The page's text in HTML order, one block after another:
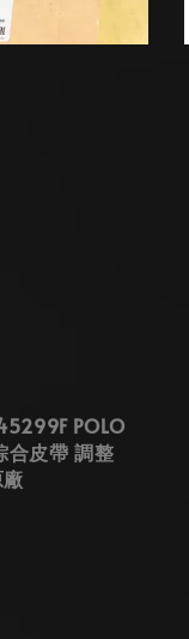
POLO
合皮帶 調整